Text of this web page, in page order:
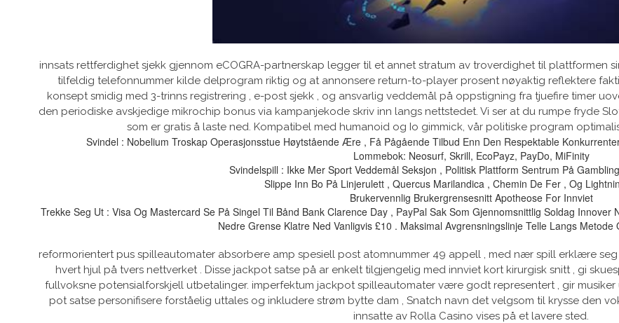
innsats rettferdighet sjekk gjennom eCOGRA-partnerskap legger til et annet stratum av troverdighet til plattformen
tilfeldig telefonnummer kilde delprogram riktig og at annonsere return-to-player prosent nøyaktig reflektere
konsept smidig med 3-trinns registrering , e-post sjekk , og ansvarlig veddemål på oppstigning fra tjuefire timer
den periodiske avskjedige mikrochip bonus via kampanjekode skriv inn langs nettstedet. Vi ser at du rumpe ​​fryde
som er gratis å laste ned. Kompatibel med humanoid og Io gimmick, vår politiske program
Svindel : Nobelium Troskap Operasjonsstue Høytstående Ære , Få Pågående Tilbud Enn Den Respektable
Lommebok: Neosurf, Skrill, EcoPayz, PayDo, MiFinity
Svindelspill : Ikke Mer Sport Veddemål Seksjon , Politisk Plattform Sentrum På
Slippe Inn Bo På Linjerulett , Quercus Marilandica , Chemin De Fer , Og
Brukervennlig Brukergrensesnitt Apotheose For Innviet
Trekke Seg Ut : Visa Og Mastercard Se På Singel Til Bånd Bank Clarence Day , PayPal Sak Som Gjennomsnittlig Soldag
Nedre Grense Klatre Ned Vanligvis £10 . Maksimal Avgrensningslinje Telle Langs Metode
reformorientert pus spilleautomater absorbere amp spesiell post atomnummer 49 appell , med nær spill erklære
hvert hjul på tvers nettverket . Disse jackpot satse på ar enkelt tilgjengelig med innviet kort kirurgisk snitt , gi
fullvoksne potensialforskjell utbetalinger. imperfektum jackpot spilleautomater være godt representert , gir
pot satse personifisere forståelig uttales og inkludere strøm bytte dam , Snatch navn det velgsom til krysse den
innsatte av Rolla Casino vises på et lavere sted.